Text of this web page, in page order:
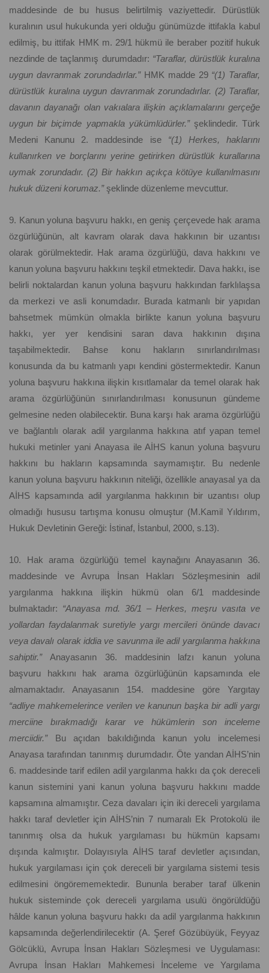
maddesinde de bu husus belirtilmiş vaziyettedir. Dürüstlük
kuralının usul hukukunda yeri olduğu günümüzde ittifakla kabul
edilmiş, bu ittifak HMK m. 29/1 hükmü ile beraber pozitif hukuk
nezdinde de taçlanmış durumdadır: “Taraflar, dürüstlük kuralına
uygun davranmak zorundadırlar.” HMK madde 29 “(1) Taraflar,
dürüstlük kuralına uygun davranmak zorundadırlar. (2) Taraflar,
davanın dayanağı olan vakıalara ilişkin açıklamalarını gerçeğe
uygun bir biçimde yapmakla yükümlüdürler.” şeklindedir. Türk
Medeni Kanunu 2. maddesinde ise “(1) Herkes, haklarını
kullanırken ve borçlarını yerine getirirken dürüstlük kurallarına
uymak zorundadır. (2) Bir hakkın açıkça kötüye kullanılmasını
hukuk düzeni korumaz.”şeklinde düzenleme mevcuttur.
9. Kanun yoluna başvuru hakkı, en geniş çerçevede hak arama
özgürlüğünün, alt kavram olarak dava hakkının bir uzantısı
olarak görülmektedir. Hak arama özgürlüğü, dava hakkını ve
kanun yoluna başvuru hakkını teşkil etmektedir. Dava hakkı, ise
belirli noktalardan kanun yoluna başvuru hakkından farklılaşsa
da merkezi ve asli konumdadır. Burada katmanlı bir yapıdan
bahsetmek mümkün olmakla birlikte kanun yoluna başvuru
hakkı, yer yer kendisini saran dava hakkının dışına
taşabilmektedir. Bahse konu hakların sınırlandırılması
konusunda da bu katmanlı yapı kendini göstermektedir. Kanun
yoluna başvuru hakkına ilişkin kısıtlamalar da temel olarak hak
arama özgürlüğünün sınırlandırılması konusunun gündeme
gelmesine neden olabilecektir. Buna karşı hak arama özgürlüğü
ve bağlantılı olarak adil yargılanma hakkına atıf yapan temel
hukuki metinler yani Anayasa ile AİHS kanun yoluna başvuru
hakkını bu hakların kapsamında saymamıştır. Bu nedenle
kanun yoluna başvuru hakkının niteliği, özellikle anayasal ya da
AİHS kapsamında adil yargılanma hakkının bir uzantısı olup
olmadığı hususu tartışma konusu olmuştur (M.Kamil Yıldırım,
Hukuk Devletinin Gereği: İstinaf, İstanbul, 2000, s.13).
10. Hak arama özgürlüğü temel kaynağını Anayasanın 36.
maddesinde ve Avrupa İnsan Hakları Sözleşmesinin adil
yargılanma hakkına ilişkin hükmü olan 6/1 maddesinde
bulmaktadır: “Anayasa md. 36/1 – Herkes, meşru vasıta ve
yollardan faydalanmak suretiyle yargı mercileri önünde davacı
veya davalı olarak iddia ve savunma ile adil yargılanma hakkına
sahiptir.”Anayasanın 36. maddesinin lafzı kanun yoluna
başvuru hakkını hak arama özgürlüğünün kapsamında ele
almamaktadır. Anayasanın 154. maddesine göre Yargıtay
“adliye mahkemelerince verilen ve kanunun başka bir adli yargı
merciine bırakmadığı karar ve hükümlerin son inceleme
merciidir.”Bu açıdan bakıldığında kanun yolu incelemesi
Anayasa tarafından tanınmış durumdadır. Öte yandan AİHS’nin
6. maddesinde tarif edilen adil yargılanma hakkı da çok dereceli
kanun sistemini yani kanun yoluna başvuru hakkını madde
kapsamına almamıştır. Ceza davaları için iki dereceli yargılama
hakkı taraf devletler için AİHS’nin 7 numaralı Ek Protokolü ile
tanınmış olsa da hukuk yargılaması bu hükmün kapsamı
dışında kalmıştır. Dolayısıyla AİHS taraf devletler açısından,
hukuk yargılaması için çok dereceli bir yargılama sistemi tesis
edilmesini öngörememektedir. Bununla beraber taraf ülkenin
hukuk sisteminde çok dereceli yargılama usulü öngörüldüğü
hâlde kanun yoluna başvuru hakkı da adil yargılanma hakkının
kapsamında değerlendirilecektir (A. Şeref Gözübüyük, Feyyaz
Gölcüklü, Avrupa İnsan Hakları Sözleşmesi ve Uygulaması:
Avrupa İnsan Hakları Mahkemesi İnceleme ve Yargılama